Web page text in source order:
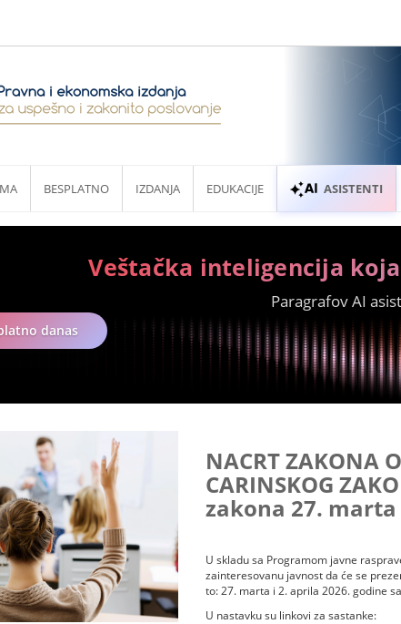
BESPLATNO IZDANJA EDUKACIJE ASISTENTI
Veštačka inteligencija
Paragrafov AI
danas
NACRT ZAKONA
CARINSKOG
zakona 27.
U skladu sa Programom javne
zainteresovanu javnost da će se
to: 27. marta i 2. aprila 2026. godine
U nastavku su linkovi za sastanke: